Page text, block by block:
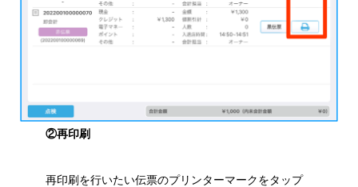
②再印刷
再印刷を行いたい伝票のプリンターマークをタップ